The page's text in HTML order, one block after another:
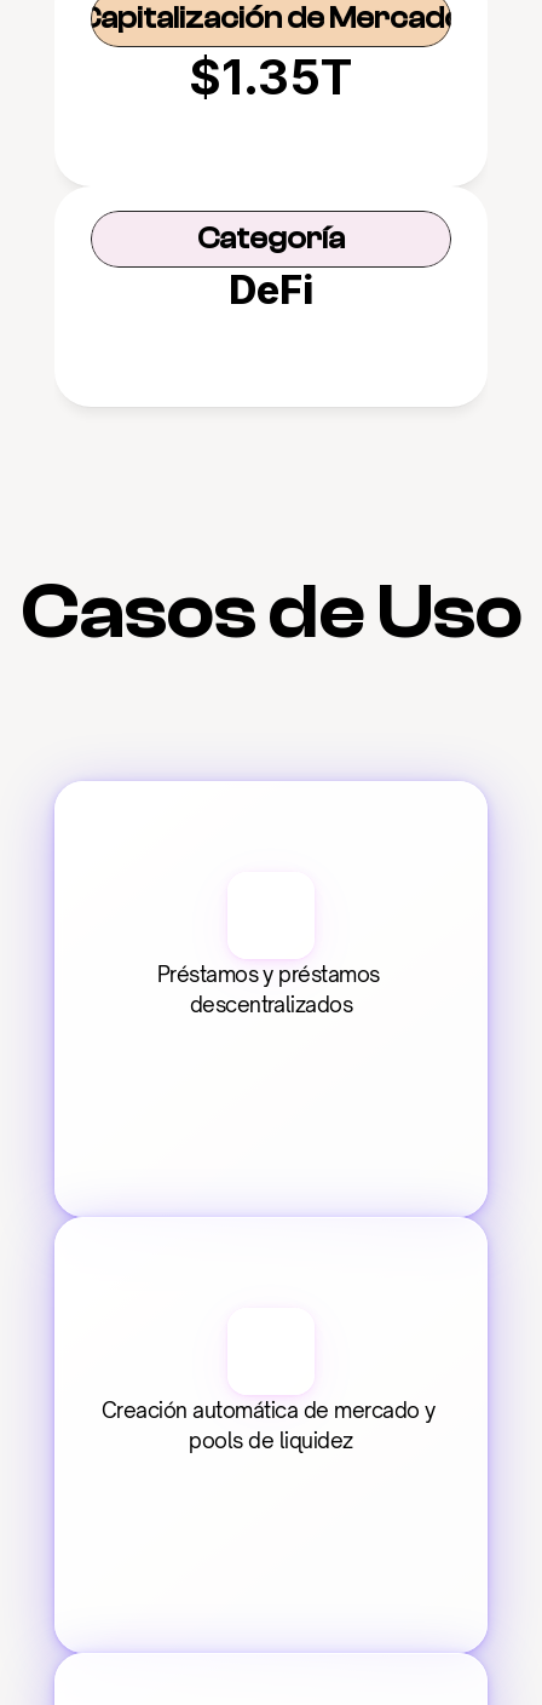
Capitalización de Mercado
$1.35T
Categoría
DeFi
Casos de Uso
Préstamos y préstamos
descentralizados
Creación automática de mercado y
pools de liquidez